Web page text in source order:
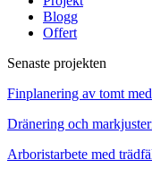
Blogg
Offert
Senaste projekten
Finplanering av tomt
Dränering och
Arboristarbete med